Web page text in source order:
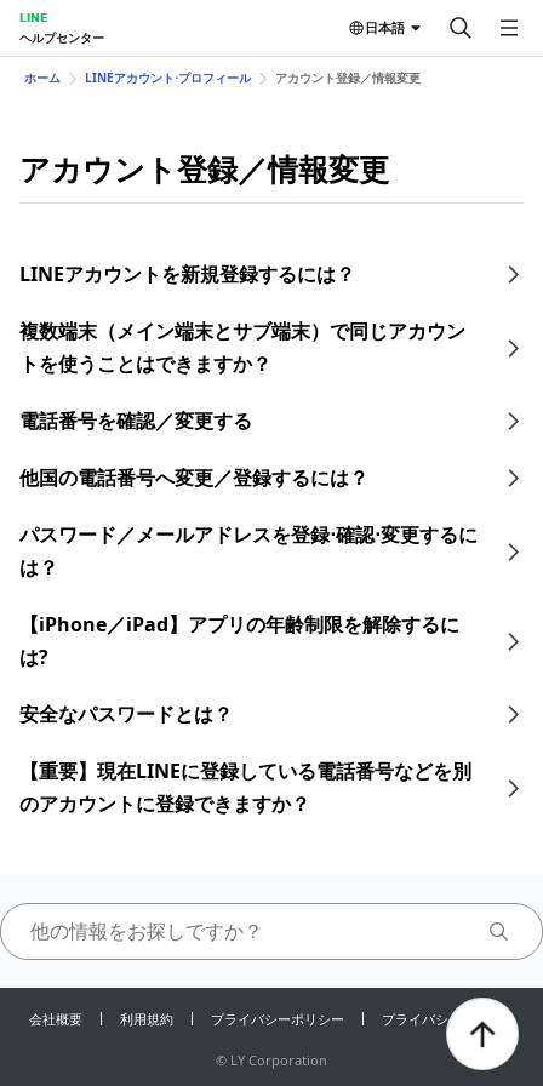
LINE
ヘルプセンター
日本語
ホーム LINEアカウント⋅プロフィール アカウント登録／情報変更
アカウント登録／情報変更
LINEアカウントを新規登録するには？
複数端末（メイン端末とサブ端末）で同じアカウン
トを使うことはできますか？
電話番号を確認／変更する
他国の電話番号へ変更／登録するには？
​パスワード／​メールアドレスを登録⋅確認⋅変更す るに
は？
【iPhone／iPad】アプリの年齢制限を解除するに
は?
安全なパスワードとは？
【重要】現在LINEに登録している電話番号などを別
のアカウントに登録できますか？
会社概要 利用規約 プライバシーポリシー プライバシーセンター
© LY Corporation